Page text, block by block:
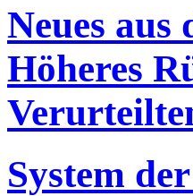
Neues aus
Höheres
System